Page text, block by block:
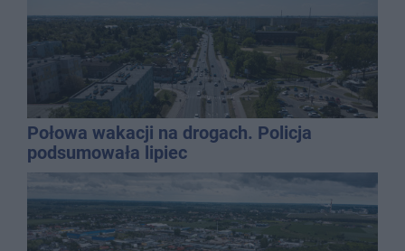
Połowa wakacji na drogach. Policja
podsumowała lipiec